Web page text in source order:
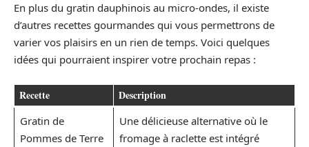
En plus du gratin dauphinois au micro-ondes, il existe
d’autres recettes gourmandes qui vous permettrons de
varier vos plaisirs en un rien de temps. Voici quelques
idées qui pourraient inspirer votre prochain repas :
Recette Description
Gratin de
Pommes de Terre
Une délicieuse alternative où le
fromage à raclette est intégré